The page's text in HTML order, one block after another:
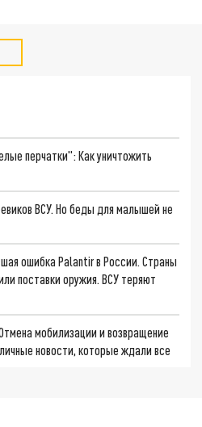
перчатки": Как уничтожить
ВСУ. Но беды для малышей не
ошибка Palantir в России. Страны
поставки оружия. ВСУ теряют
мобилизации и возвращение
новости, которые ждали все